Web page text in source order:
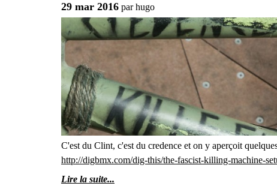
29 mar 2016 parhugo
C'est du Clint, c'est du credence et on y aperçoit
http://digbmx.com/dig-this/the-fascist-killing-machine-
Lire la suite